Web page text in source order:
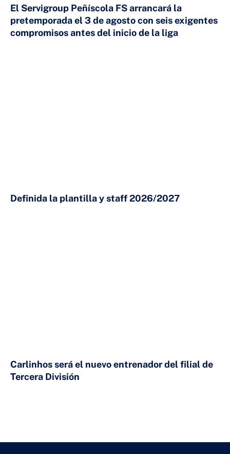
El Servigroup Peñíscola FS arrancará la
pretemporada el 3 de agosto con seis exigentes
compromisos antes del inicio de la liga
Definida la plantilla y staff 2026/2027
Carlinhos será el nuevo entrenador del filial de
Tercera División